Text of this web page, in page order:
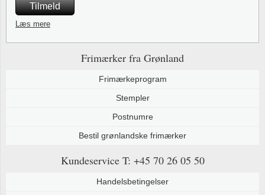
Frimærker fra Grønland
Frimærkeprogram
Stempler
Postnumre
Bestil grønlandske frimærker
Kundeservice T: +45 70 26 05 50
Handelsbetingelser
Tilmeld
Læs mere